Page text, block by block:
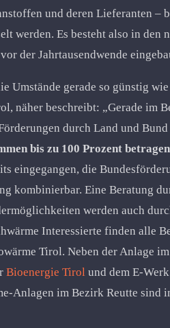
und deren Lieferanten –
werden. Es besteht also in
der Jahrtausendwende
Umstände gerade so günstig
näher beschreibt: „Gerade im
durch Land und
bis zu 100 Prozent betragen
eingegangen, die
kombinierbar. Eine Beratung
werden auch
Interessierte finden alle
Tirol. Neben der Anlage
Bioenergie Tirol und dem E-
Anlagen im Bezirk Reutte sind